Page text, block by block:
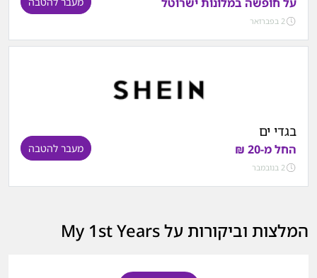
2 בפברואר
בגדי ים
החל מ-20 ₪
2 בנובמבר
מעבר להטבה
המלצות וביקורות על My 1st Years